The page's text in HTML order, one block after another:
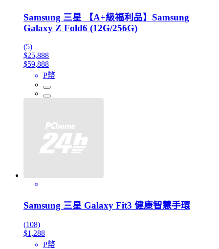
Samsung 三星 【A+級福利品】Samsung
Galaxy Z Fold6 (12G/256G)
(5)
$25,888
$59,888
P幣
Samsung 三星 Galaxy Fit3 健康智慧手環
(108)
$1,288
P幣